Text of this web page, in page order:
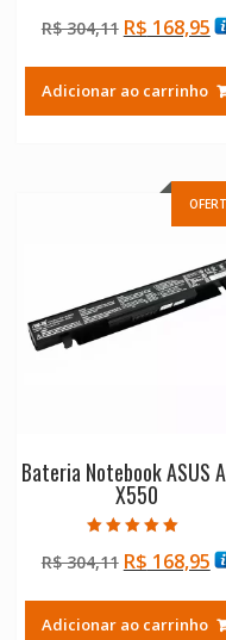
5.00
de 5
R$304,11 O
original
era:
R$ 168,95O
é:
Adicionar ao carrinho
Bateria Notebook ASUS
X550
5.00
de 5
R$304,11 O
original
R$ 168,95O
Adicionar ao carrinho